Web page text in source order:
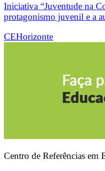
Iniciativa “Juventude na
protagonismo juvenil e a
CEHorizonte
Centro de Referências em